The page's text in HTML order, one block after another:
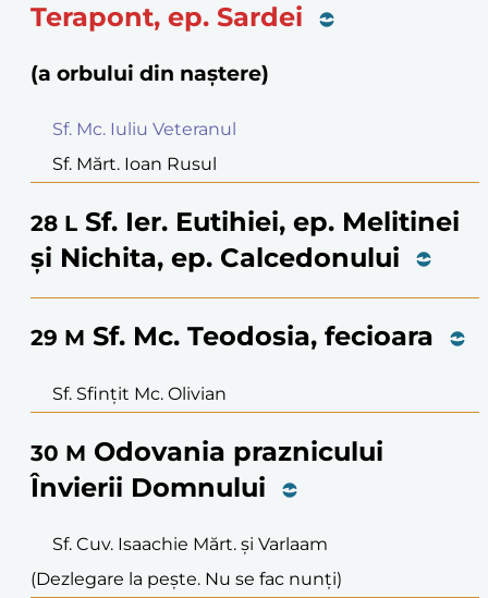
Terapont, ep. Sardei
(a orbului din naștere)
Sf. Mc. Iuliu Veteranul
Sf. Mărt. Ioan Rusul
28 L Sf. Ier. Eutihiei, ep. Melitinei
și Nichita, ep. Calcedonului
29 M Sf. Mc. Teodosia, fecioara
Sf. Sfințit Mc. Olivian
30 M Odovania praznicului
Învierii Domnului
Sf. Cuv. Isaachie Mărt. și Varlaam
(Dezlegare la pește. Nu se fac nunți)